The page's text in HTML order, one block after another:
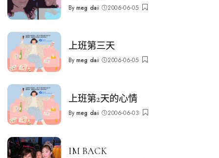
Posted
By meg dai 2006-06-05
上班第三天
Posted
By meg dai 2006-06-05
上班第2天的心情
Posted
By meg dai 2006-06-03
IM BACK